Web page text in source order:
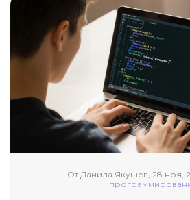
От Данила Якушев, 28 ноя,